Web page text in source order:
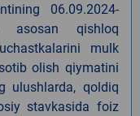
06.09.2024-
asosan qishloq
mulk
olish qiymatini
ulushlarda, qoldiq
stavkasida foiz